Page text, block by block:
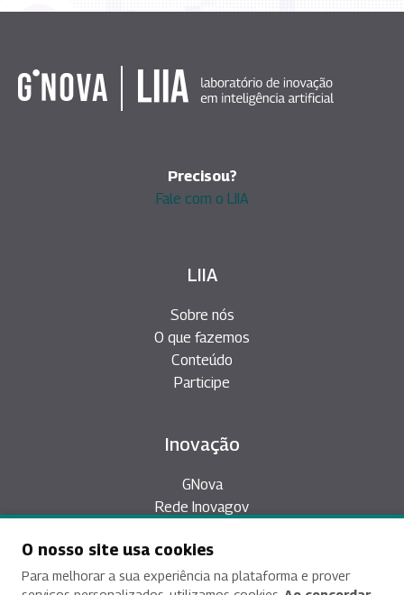
Precisou?
Fale com o LIIA
LIIA
Sobre nós
O que fazemos
Conteúdo
Participe
Inovação
GNova
Rede Inovagov
Plataforma Desafios
Inovação Aberta
O nosso site usa cookies
Para melhorar a sua experiência na plataforma e prover